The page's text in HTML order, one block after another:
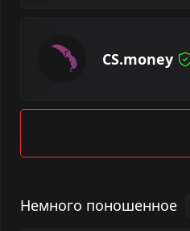
CS.money
Немного поношенное